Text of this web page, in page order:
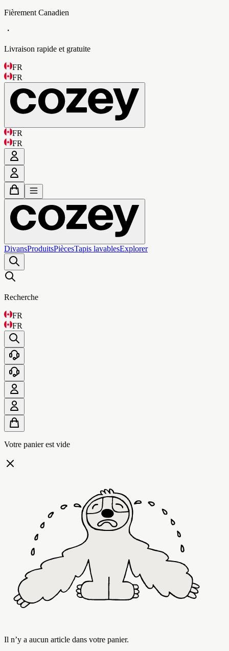
Fièrement Canadien
・
Livraison rapide et gratuite
FR
FR
FR
FR
DivansProduitsPiècesTapis lavablesExplorer
Recherche
FR
FR
Votre panier est vide
Il n’y a aucun article dans votre panier.